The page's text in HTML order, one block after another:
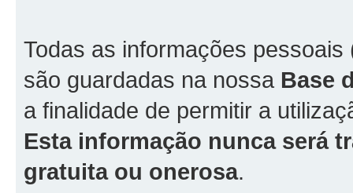
Todas as informações pessoais
são guardadas na nossa Base
a finalidade de permitir a
Esta informação nunca será
gratuita ou onerosa.